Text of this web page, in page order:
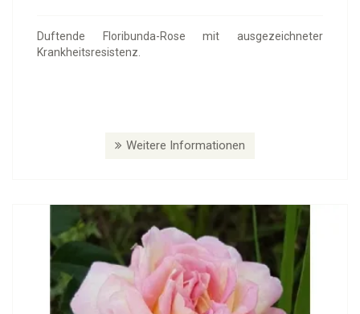
Duftende Floribunda-Rose mit ausgezeichneter
Krankheitsresistenz.
Weitere Informationen